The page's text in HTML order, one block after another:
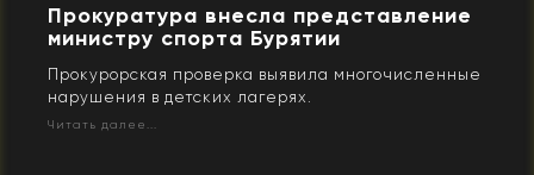
Прокуратура внесла представление
министру спорта Бурятии
Прокурорская проверка выявила многочисленные
нарушения в детских лагерях.
Читать далее...